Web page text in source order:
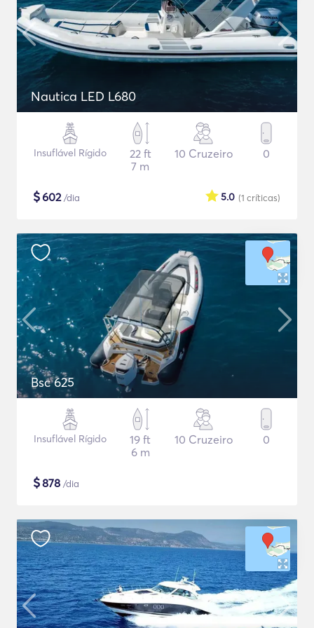
Nautica LED L680
Insuflável Rígido
22 ft
7 m
10 Cruzeiro 0
$602/dia (1 críticas)
5.0
Bsc 625
Insuflável Rígido
19 ft
6 m
10 Cruzeiro 0
$878 /dia